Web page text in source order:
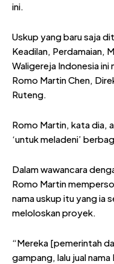
ini.
Uskup yang baru saja
Keadilan, Perdamaian,
Waligereja Indonesia ini
Romo Martin Chen,
Ruteng.
Romo Martin, kata dia,
‘untuk meladeni’
Dalam wawancara
Romo Martin
nama uskup itu yang ia
meloloskan proyek.
“Mereka [pemerintah
gampang, lalu jual